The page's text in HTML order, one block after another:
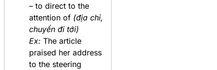
– to direct to the
attention of (địa chỉ,
chuyển đi tới)
Ex: The article
praised her address
to the steering